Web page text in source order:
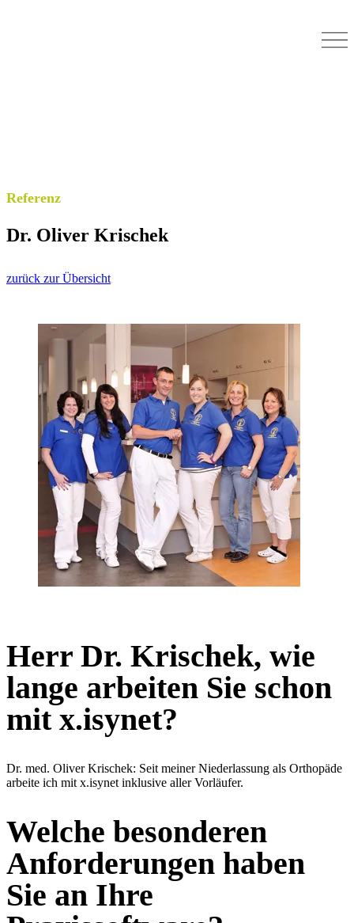
Referenz
Dr. Oliver Krischek
zurück zur Übersicht
Herr Dr. Krischek, wie
lange arbeiten Sie schon
mit x.isynet?
Dr. med. Oliver Krischek: Seit meiner Niederlassung als Orthopäde
arbeite ich mit x.isynet inklusive aller Vorläufer.
Welche besonderen
Anforderungen haben
Sie an Ihre